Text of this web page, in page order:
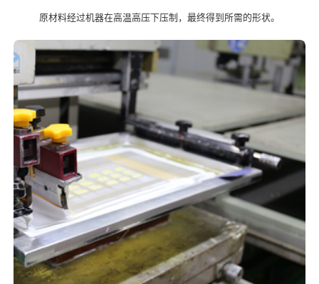
原材料经过机器在高温高压下压制，最终得到所需的形状。